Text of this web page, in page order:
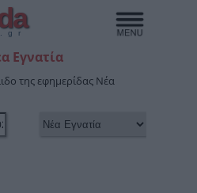
Εγνατία
της εφημερίδας Νέα